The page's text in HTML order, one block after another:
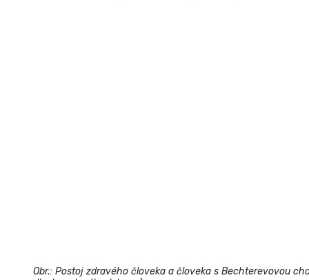
Obr.: Postoj zdravého človeka a človeka s Bechterevovou